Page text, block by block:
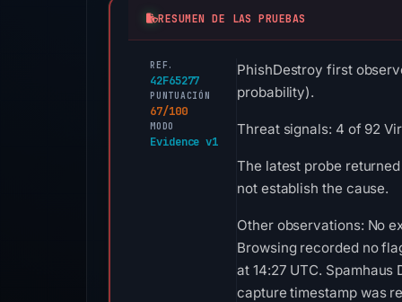
RESUMEN DE LAS PRUEBAS
REF.
42F65277
PUNTUACIÓN
67/100
MODO
Evidence v1
PhishDestroy first
probability).
Threat signals: 4 of 92
The latest probe
not establish the cause.
Other observations: No
Browsing recorded no
at 14:27 UTC.
capture timestamp was